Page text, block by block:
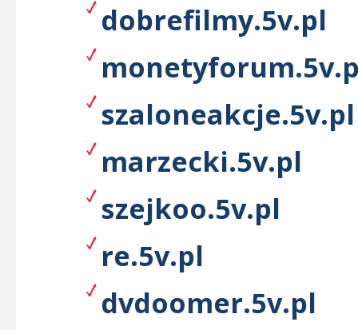
dobrefilmy.5v.pl
szaloneakcje.5v.pl
marzecki.5v.pl
szejkoo.5v.pl
re.5v.pl
dvdoomer.5v.pl